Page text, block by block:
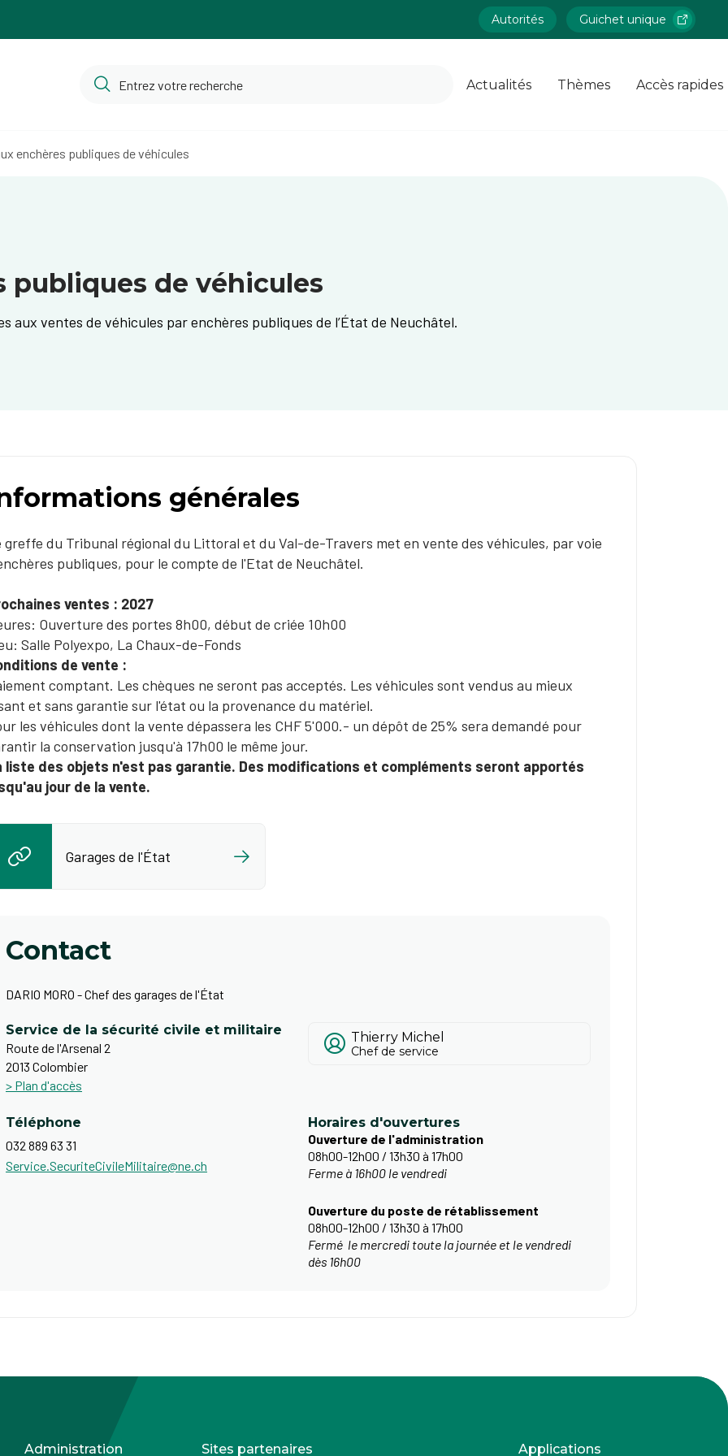
Autorités Guichet unique
Actualités Thèmes Accès rapides
enchères publiques de véhicules
publiques de véhicules
aux ventes de véhicules par enchères publiques de l’État de Neuchâtel.
générales
greffe du Tribunal régional du Littoral et du Val-de-Travers met en vente des véhicules, par voie
publiques, pour le compte de l'Etat de Neuchâtel.
ventes : 2027
​Ouverture des portes 8h00, début de criée 10h00
Salle Polyexpo, La Chaux-de-Fonds
de vente :​​
comptant. Les chèques ne seront pas acceptés. Les véhicules sont vendus au mieux
et sans garantie sur l'état ou la provenance du matériel.
les véhicules dont la vente dépassera les CHF 5'000.- un dépôt de 25% sera demandé pour
la conservation jusqu'à 17h00 le même jour.​
liste des objets n'est pas garantie. Des modifications et compléments seront apportés
jour de la vente.
Garages de l'État
Contact
DARIO MORO - Chef des garages de l'État
Service de la sécurité civile et militaire
Route de l'Arsenal 2
2013 Colombier
> Plan d'accès
Thierry Michel
Chef de service
Téléphone
032 889 63 31
Service.SecuriteCivileMilitaire@ne.ch
Horaires d'ouvertures
Ouverture de l'administration
08h00-12h00 / 13h30 à 17h00
Ferme à 16h00 le vendredi
​Ouverture du poste de rétablissement
08h00-12h00 / 13h30 à 17h00
Fermé le mercredi toute la journée et le vendredi
dès 16h00
Administration Sites partenaires Applications